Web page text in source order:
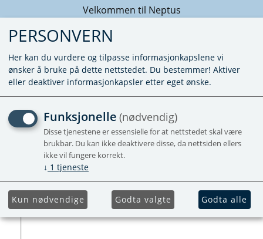
Velkommen til Neptus
TENNER FOR E-VARMERE
PERSONVERN
Her kan du vurdere og tilpasse informasjonkapslene vi
ønsker å bruke på dette nettstedet. Du bestemmer! Aktiver
eller deaktiver informasjonkapsler etter eget ønske.
Funksjonelle (nødvendig)
Disse tjenestene er essensielle for at nettstedet skal være
brukbar. Du kan ikke deaktivere disse, da nettsiden ellers
ikke vil fungere korrekt.
↓ 1 tjeneste
Kun nødvendige Godta valgte Godta alle